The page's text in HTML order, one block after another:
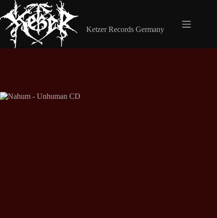
Inhalt
springen
Ketzer Records Germany